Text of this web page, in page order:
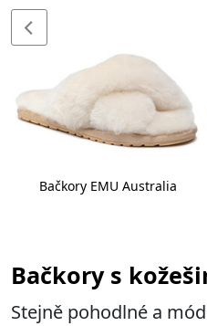
Bačkory EMU Australia
Bačkory s
Stejně pohodlné a